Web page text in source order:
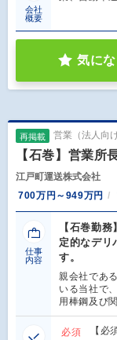
会社
概要
気に
再掲載 営業（法人向け
【石巻】営業所
江戸町運送株式会社
700万円～949万円
仕事
内容
【石巻勤
定的なデリ
す。
親会社であ
いる当社で
用棒鋼及び
必須 【